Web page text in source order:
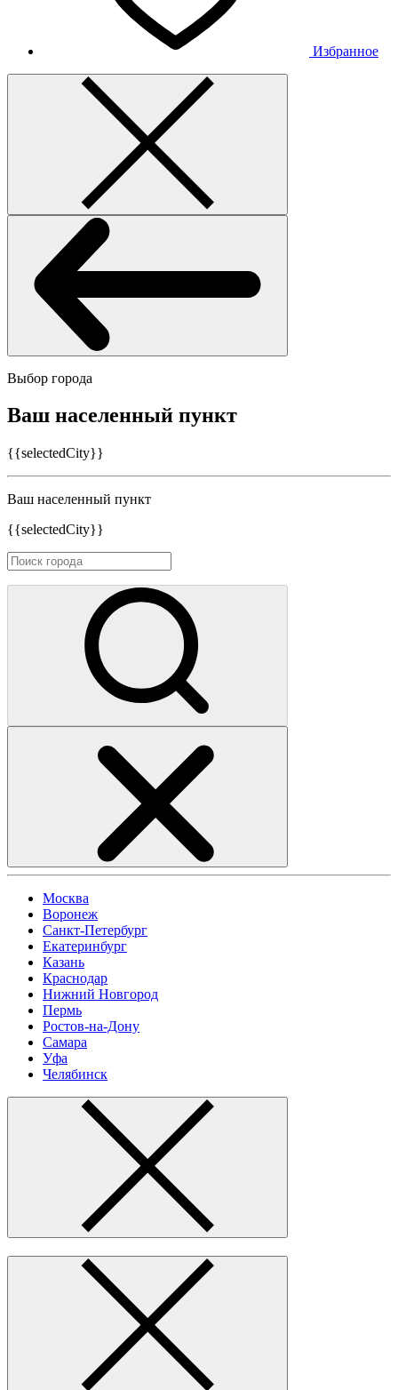
Избранное
Выбор города
Ваш населенный пункт
{{selectedCity}}
Ваш населенный пункт
{{selectedCity}}
Москва
Воронеж
Санкт-Петербург
Екатеринбург
Казань
Краснодар
Нижний Новгород
Пермь
Ростов-на-Дону
Самара
Уфа
Челябинск